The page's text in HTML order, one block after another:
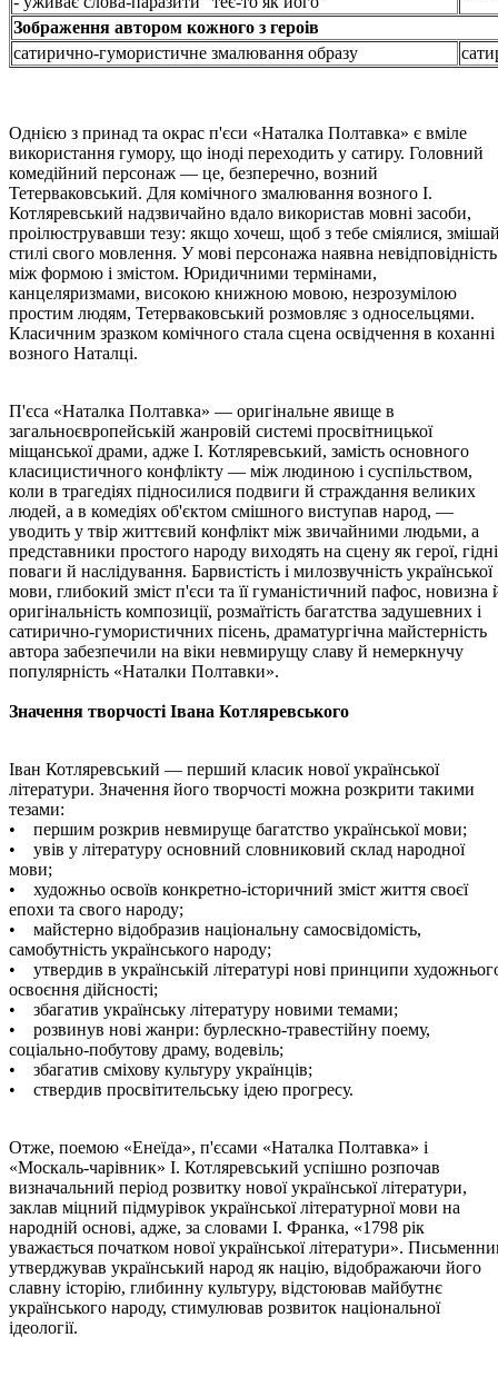
Зображення автором кожного з героів
сатирично-гумористичне змалювання образу
Однією з принад та окрас п'єси «Наталка Полтавка» є вміле
використання гумору, що іноді переходить у сатиру. Головний
комедійний персонаж — це, безперечно, возний
Тетерваковський. Для комічного змалювання возного І.
Котляревський надзвичайно вдало використав мовні засоби,
проілюструвавши тезу: якщо хочеш, щоб з тебе сміялися,
стилі свого мовлення. У мові персонажа наявна невідповідність
між формою і змістом. Юридичними термінами,
канцеляризмами, високою книжною мовою, незрозумілою
простим людям, Тетерваковський розмовляє з односельцями.
Класичним зразком комічного стала сцена освідчення в коханні
возного Наталці.
П'єса «Наталка Полтавка» — оригінальне явище в
загальноєвропейській жанровій системі просвітницької
міщанської драми, адже І. Котляревський, замість основного
класицистичного конфлікту — між людиною і суспільством,
коли в трагедіях підносилися подвиги й страждання великих
людей, а в комедіях об'єктом смішного виступав народ, —
уводить у твір життєвий конфлікт між звичайними людьми, а
представники простого народу виходять на сцену як герої, гідні
поваги й наслідування. Барвистість і милозвучність української
мови, глибокий зміст п'єси та її гуманістичний пафос, новизна
оригінальність композиції, розмаїтість багатства задушевних і
сатирично-гумористичних пісень, драматургічна майстерність
автора забезпечили на віки невмирущу славу й немеркнучу
популярність «Наталки Полтавки».
Значення творчості Івана Котляревського
Іван Котляревський — перший класик нової української
літератури. Значення його творчості можна розкрити такими
тезами:
• першим розкрив невмируще багатство української мови;
• увів у літературу основний словниковий склад народної
мови;
• художньо освоїв конкретно-історичний зміст життя своєї
епохи та свого народу;
• майстерно відобразив національну самосвідомість,
самобутність українського народу;
• утвердив в українській літературі нові принципи
освоєння дійсності;
• збагатив українську літературу новими темами;
• розвинув нові жанри: бурлескно-травестійну поему,
соціально-побутову драму, водевіль;
• збагатив сміхову культуру українців;
• ствердив просвітительську ідею прогресу.
Отже, поемою «Енеїда», п'єсами «Наталка Полтавка» і
«Москаль-чарівник» І. Котляревський успішно розпочав
визначальний період розвитку нової української літератури,
заклав міцний підмурівок української літературної мови на
народній основі, адже, за словами І. Франка, «1798 рік
уважається початком нової української літератури».
утверджував український народ як націю, відображаючи його
славну історію, глибинну культуру, відстоював майбутнє
українського народу, стимулював розвиток національної
ідеології.